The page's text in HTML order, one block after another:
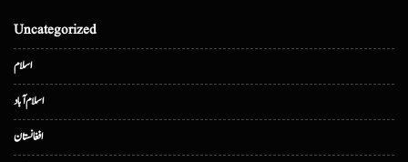
Uncategorized
اسلام
اسلام آباد
افغانستان